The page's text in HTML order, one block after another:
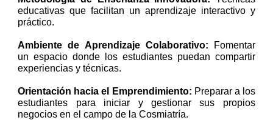
educativas que facilitan un aprendizaje interactivo y
práctico.
Ambiente de Aprendizaje Colaborativo: Fomentar
un espacio donde los estudiantes puedan compartir
experiencias y técnicas.
Orientación hacia el Emprendimiento: Preparar a los
estudiantes para iniciar y gestionar sus propios
negocios en el campo de la Cosmiatría.